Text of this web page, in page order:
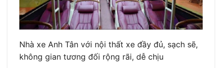
Nhà xe Anh Tân với nội thất xe đầy đủ, sạch sẽ,
không gian tương đối rộng rãi, dễ chịu